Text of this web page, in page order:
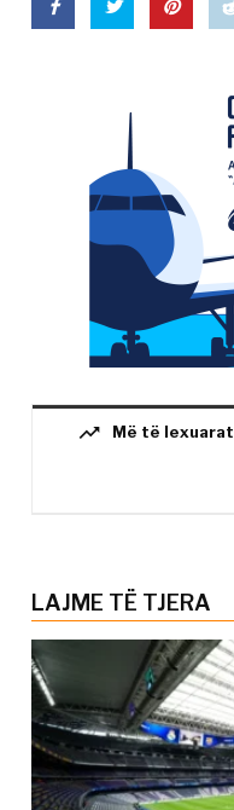
trending_up Më të lexuarat
LAJME TË TJERA